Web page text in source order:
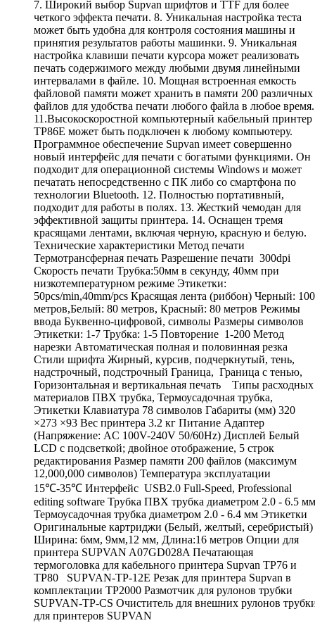
7. Широкий выбор Supvan шрифтов и TTF для более
четкого эффекта печати. 8. Уникальная настройка теста
может быть удобна для контроля состояния машины и
принятия результатов работы машинки. 9. Уникальная
настройка клавиши печати курсора может реализовать
печать содержимого между любыми двумя линейными
интервалами в файле. 10. Мощная встроенная емкость
файловой памяти может хранить в памяти 200 различных
файлов для удобства печати любого файла в любое время.
11.Высокоскоростной компьютерный кабельный принтер
TP86E может быть подключен к любому компьютеру.
Программное обеспечение Supvan имеет совершенно
новый интерфейс для печати с богатыми функциями. Он
подходит для операционной системы Windows и может
печатать непосредственно с ПК либо со смартфона по
технологии Bluetooth. 12. Полностью портативный,
подходит для работы в полях. 13. Жесткий чемодан для
эффективной защиты принтера. 14. Оснащен тремя
красящами лентами, включая черную, красную и белую.
Технические характеристики Метод печати
Термотрансферная печать Разрешение печати 300dpi
Скорость печати Трубка:50мм в секунду, 40мм при
низкотемпературном режиме Этикетки:
50pcs/min,40mm/pcs Красящая лента (риббон) Черный: 100
метров,Белый: 80 метров, Красный: 80 метров Режимы
ввода Буквенно-цифровой, символы Размеры символов
Этикетки: 1-7 Трубка: 1-5 Повторение 1-200 Метод
нарезки Автоматическая полная и половинная резка
Стили шрифта Жирный, курсив, подчеркнутый, тень,
надстрочный, подстрочный Граница, Граница с тенью,
Горизонтальная и вертикальная печать Типы расходных
материалов ПВХ трубка, Термоусадочная трубка,
Этикетки Клавиатура 78 символов Габариты (мм) 320
×273 ×93 Вес принтера 3.2 кг Питание Адаптер
(Напряжение: AC 100V-240V 50/60Hz) Дисплей Белый
LCD с подсветкой; двойное отображение, 5 строк
редактирования Размер памяти 200 файлов (максимум
12,000,000 символов) Температура эксплуатации
15℃-35℃ Интерфейс USB2.0 Full-Speed, Professional
editing software Трубка ПВХ трубка диаметром 2.0 - 6.5 мм
Термоусадочная трубка диаметром 2.0 - 6.4 мм Этикетки
Оригинальные картриджи (Белый, желтый, серебристый)
Ширина: 6мм, 9мм,12 мм, Длина:16 метров Опции для
принтера SUPVAN A07GD028A Печатающая
термоголовка для кабельного принтера Supvan TP76 и
TP80 SUPVAN-TP-12E Резак для принтера Supvan в
комплектации TP2000 Размотчик для рулонов трубки
SUPVAN-TP-CS Очиститель для внешних рулонов
для принтеров SUPVAN